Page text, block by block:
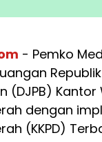
- Pemko
(DJPB)
dengan
(KKPD)